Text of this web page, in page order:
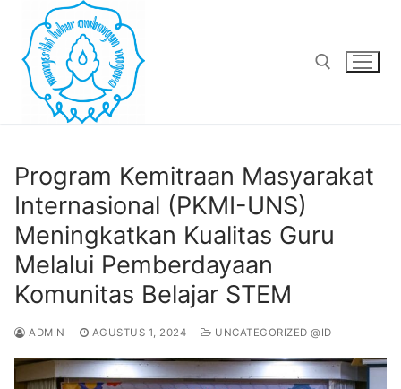
Lompat
konten
Program Kemitraan Masyarakat
Internasional (PKMI-UNS)
Meningkatkan Kualitas Guru
Melalui Pemberdayaan
Komunitas Belajar STEM
ADMIN AGUSTUS 1, 2024 UNCATEGORIZED @ID